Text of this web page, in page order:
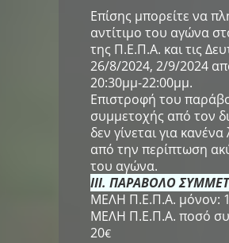
Επίσης μπορείτε να
αντίτιμο του αγώνα
της Π.Ε.Π.Α. και τις
26/8/2024, 2/9/2024
20:30μμ-22:00μμ.
Επιστροφή του
συμμετοχής από τον
δεν γίνεται για
από την περίπτωση
του αγώνα.
III. ΠΑΡΑΒΟΛΟ
ΜΕΛΗ Π.Ε.Π.Α. μόνον:
ΜΕΛΗ Π.Ε.Π.Α. ποσό
20€